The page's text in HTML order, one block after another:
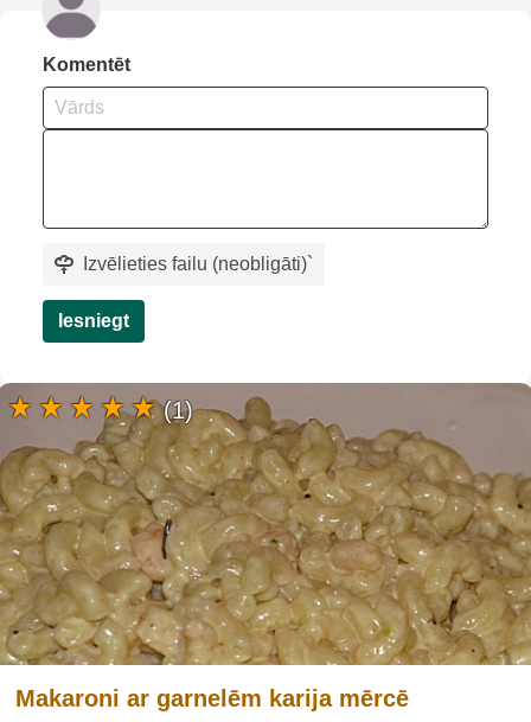
Komentēt
Izvēlieties failu (neobligāti)`
Iesniegt
Makaroni ar garnelēm karija mērcē
(1)